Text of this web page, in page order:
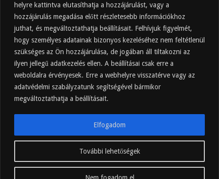
helyre kattintva elutasíthatja a hozzájárulást, vagy a
hozzájárulás megadása előtt részletesebb információkhoz
juthat, és megváltoztathatja beállításait. Felhívjuk figyelmét,
hogy személyes adatainak bizonyos kezeléséhez nem feltétlenül
szükséges az Ön hozzájárulása, de jogában áll tiltakozni az
ilyen jellegű adatkezelés ellen. A beállításai csak erre a
weboldalra érvényesek. Erre a webhelyre visszatérve vagy az
adatvédelmi szabályzatunk segítségével bármikor
megváltoztathatja a beállításait.
További lehetőségek
Nem fogadom el
Elfogadom
Almaecet hatása a szervezetre –
Mit mond a kutatás?
2025.10.15.
Almaecet – Teljes útmutató:
hatások, felhasználás, kockázatok,
beszerzés
2025.10.14.
Ipari napelem cégeknek – esettanulmányok és
ajánlatkérés
hajnalkor.hu